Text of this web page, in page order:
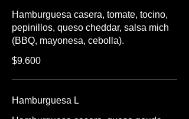
Hamburguesa casera, tomate, tocino,
pepinillos, queso cheddar, salsa mich
(BBQ, mayonesa, cebolla).
$9.600
Hamburguesa L